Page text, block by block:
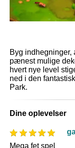
Byg
pænest mulige
hvert nye level
ned i den
Park.
Dine oplevelser
Mega fet spel